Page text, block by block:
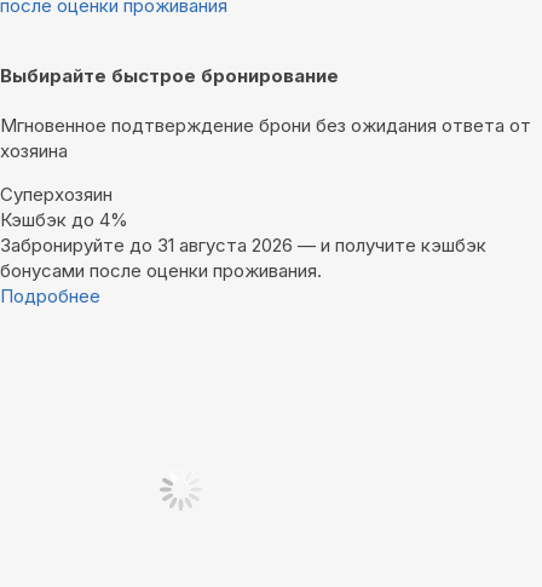
после оценки проживания
Выбирайте быстрое бронирование
Мгновенное подтверждение брони без ожидания ответа от
хозяина
Суперхозяин
Кэшбэк до 4%
Забронируйте до 31 августа 2026 — и получите кэшбэк
бонусами после оценки проживания.
Подробнее